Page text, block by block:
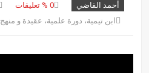
أحمد القاضي 0 % تعليقات
ابن تيمية، دورة علمية، عقيدة و منهج